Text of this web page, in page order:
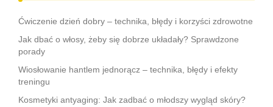
Ćwiczenie dzień dobry – technika, błędy i korzyści zdrowotne
Jak dbać o włosy, żeby się dobrze układały? Sprawdzone
porady
Wiosłowanie hantlem jednorącz – technika, błędy i efekty
treningu
Kosmetyki antyaging: Jak zadbać o młodszy wygląd skóry?